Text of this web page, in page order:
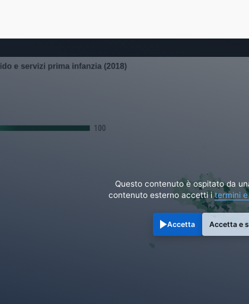
Questo contenuto è ospitato da
contenuto esterno accetti i termini
Accetta Accetta e